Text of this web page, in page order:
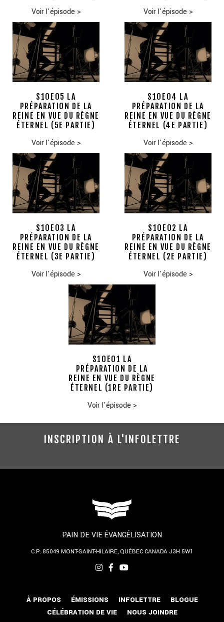
Voir l'épisode > Voir l'épisode >
S10E05 LA
PRÉPARATION DE LA
REINE EN VUE DU RÈGNE
ÉTERNEL (5E PARTIE)
Voir l'épisode >
S10E04 LA
PRÉPARATION DE LA
REINE EN VUE DU RÈGNE
ÉTERNEL (4E PARTIE)
Voir l'épisode >
S10E03 LA
PRÉPARATION DE LA
REINE EN VUE DU RÈGNE
ÉTERNEL (3E PARTIE)
Voir l'épisode >
S10E02 LA
PRÉPARATION DE LA
REINE EN VUE DU RÈGNE
ÉTERNEL (2E PARTIE)
Voir l'épisode >
S10E01 LA
PRÉPARATION DE LA
REINE EN VUE DU RÈGNE
ÉTERNEL (1RE PARTIE)
Voir l'épisode >
INSCRIPTION À L'INFOLETTRE
PAIN DE VIE ÉVANGÉLISATION
C.P. 85049 MONT-SAINT-HILAIRE, QUÉBECCANADA J3H 5W1
À PROPOS ÉMISSIONS INFOLETTRE
BLOGUE
CÉLÉBRATION DE VIE
NOUS JOINDRE